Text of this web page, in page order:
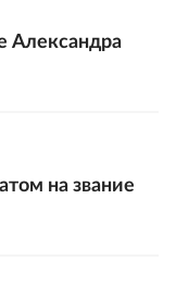
Александра
на звание